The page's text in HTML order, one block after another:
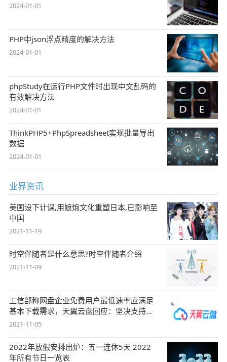
2024-01-01
PHP中json浮点精度的解决方法
2024-01-01
phpStudy在运行PHP文件时出现中文乱码的
有效解决方法
2024-01-01
ThinkPHP5+PhpSpreadsheet实现批量导出
数据
2024-01-01
业界资讯
美国设下计谋,用娘炮文化重塑日本,已影响至
中国
2021-11-19
时空伴随者是什么意思?时空伴随者介绍
2021-11-09
工信部称网盘企业免费用户最低速率应满足
基本下载需求，天翼云盘回应：坚决支持，
始终
2021-11-05
2022年放假安排出炉：五一连休5天 2022
年所有节日一览表